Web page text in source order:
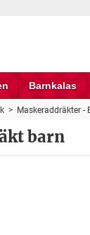
Barnkalas
> Maskeraddräkter -
barn